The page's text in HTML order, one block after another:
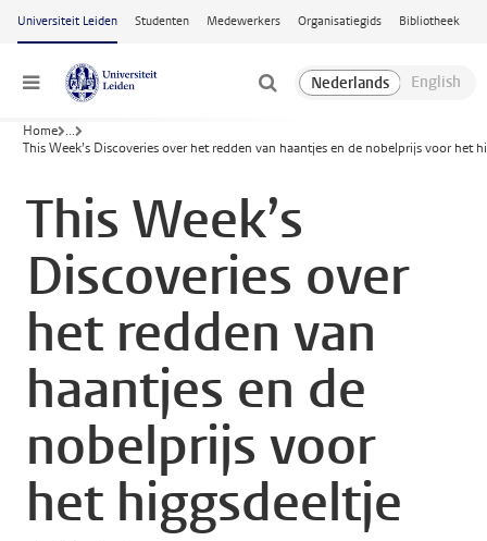
Ga naar hoofdinhoud
Universiteit Leiden Studenten Medewerkers Organisatiegids Bibliotheek
Menu
Home ...
This Week’s Discoveries over het redden van haantjes en de nobelprijs voor het
This Week’s
Discoveries over
het redden van
haantjes en de
nobelprijs voor
het higgsdeeltje